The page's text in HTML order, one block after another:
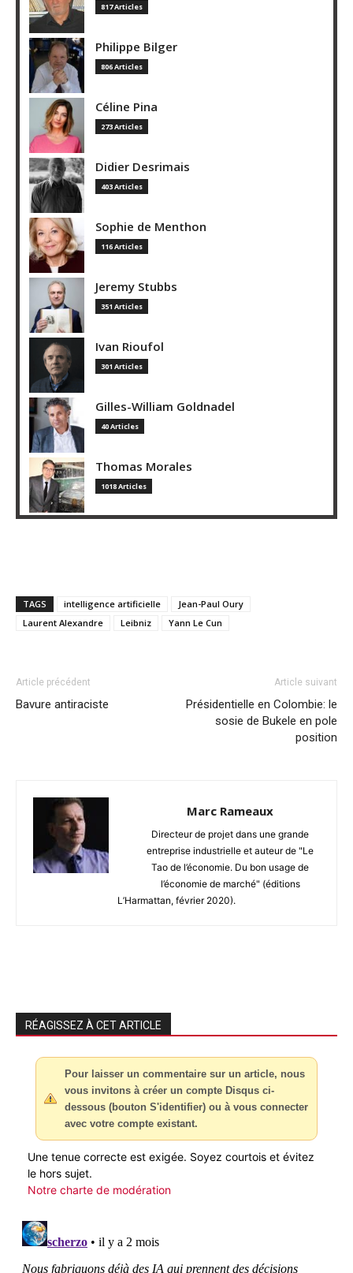
817 Articles
Philippe Bilger
806 Articles
Céline Pina
273 Articles
Didier Desrimais
403 Articles
Sophie de Menthon
116 Articles
Jeremy Stubbs
351 Articles
Ivan Rioufol
301 Articles
Gilles-William Goldnadel
40 Articles
Thomas Morales
1018 Articles
TAGS intelligence artificielle
Jean-Paul Oury
Laurent Alexandre
Leibniz Yann Le Cun
Article précédent
Bavure antiraciste
Article suivant
Présidentielle en Colombie: le
sosie de Bukele en pole
position
Marc Rameaux
Directeur de projet dans une grande
entreprise industrielle et auteur de "Le
Tao de l’économie. Du bon usage de
l’économie de marché" (éditions
L’Harmattan, février 2020).
RÉAGISSEZ À CET ARTICLE
Pour laisser un commentaire sur un article, nous
vous invitons à créer un compte Disqus ci-
dessous (bouton S'identifier) ou à vous connecter
avec votre compte existant.
Une tenue correcte est exigée. Soyez courtois et évitez
le hors sujet.
Notre charte de modération